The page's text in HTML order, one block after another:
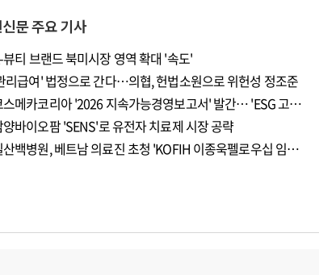
문 주요 기사
뷰티 브랜드 북미시장 영역 확대 '속도'
리급여' 법정으로 간다…의협, 헌법소원으로 위헌성 정조준
스메카코리아 '2026 지속가능경영보고서' 발간… 'ESG 고…
양바이오팜 'SENS'로 유전자 치료제 시장 공략
산백병원, 베트남 의료진 초청 'KOFIH 이종욱펠로우십 임…